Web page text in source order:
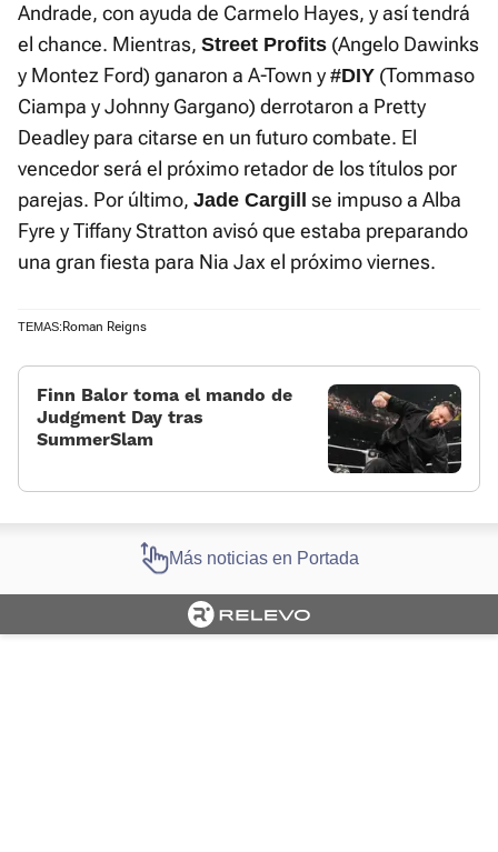
Andrade, con ayuda de Carmelo Hayes, y así tendrá
el chance. Mientras, Street Profits (Angelo Dawinks
y Montez Ford) ganaron a A-Town y #DIY (Tommaso
Ciampa y Johnny Gargano) derrotaron a Pretty
Deadley para citarse en un futuro combate. El
vencedor será el próximo retador de los títulos por
parejas. Por último, Jade Cargill
se impuso a Alba
Fyre y Tiffany Stratton avisó que estaba preparando
una gran fiesta para Nia Jax el próximo viernes.
TEMAS: Roman Reigns
Finn Balor toma el mando de
Judgment Day tras
SummerSlam
Más noticias en Portada